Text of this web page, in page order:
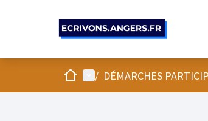
AccueilMenu principal
/ DÉMARCHES